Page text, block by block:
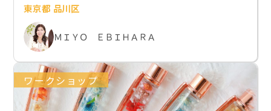
東京都 品川区
ＭＩＹＯ ＥＢＩＨＡＲＡ
ワークショップ